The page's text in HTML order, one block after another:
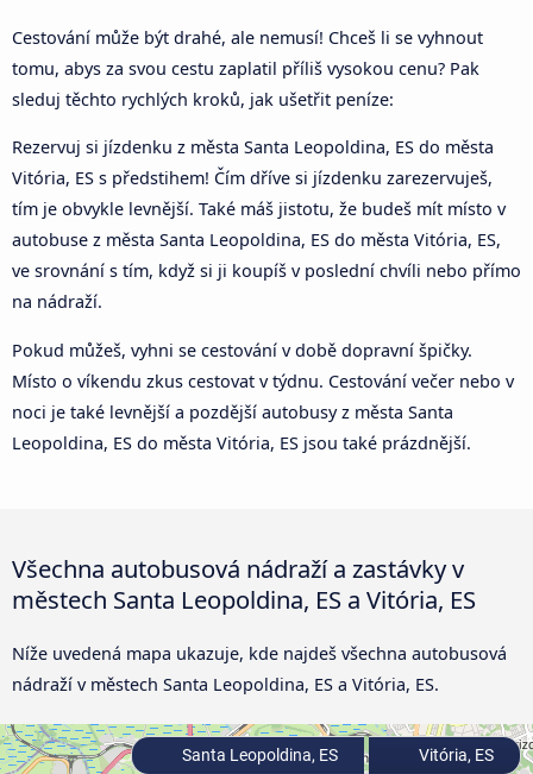
Cestování může být drahé, ale nemusí! Chceš li se vyhnout
tomu, abys za svou cestu zaplatil příliš vysokou cenu? Pak
sleduj těchto rychlých kroků, jak ušetřit peníze:
Rezervuj si jízdenku z města Santa Leopoldina, ES do města
Vitória, ES s předstihem! Čím dříve si jízdenku zarezervuješ,
tím je obvykle levnější. Také máš jistotu, že budeš mít místo v
autobuse z města Santa Leopoldina, ES do města Vitória, ES,
ve srovnání s tím, když si ji koupíš v poslední chvíli nebo přímo
na nádraží.
Pokud můžeš, vyhni se cestování v době dopravní špičky.
Místo o víkendu zkus cestovat v týdnu. Cestování večer nebo v
noci je také levnější a pozdější autobusy z města Santa
Leopoldina, ES do města Vitória, ES jsou také prázdnější.
Všechna autobusová nádraží a zastávky v
městech Santa Leopoldina, ES a Vitória, ES
Níže uvedená mapa ukazuje, kde najdeš všechna autobusová
nádraží v městech Santa Leopoldina, ES a Vitória, ES.
Santa Leopoldina, ES Vitória, ES